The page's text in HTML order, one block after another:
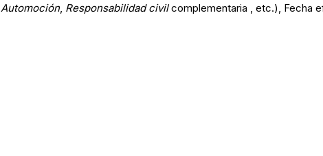
Automoción, Responsabilidad civilcomplementaria , etc.), Fecha